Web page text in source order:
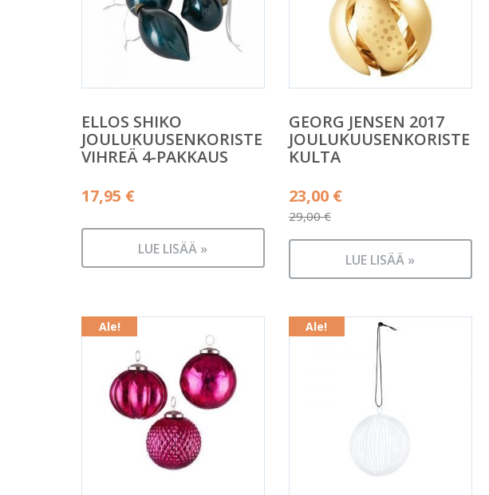
ELLOS SHIKO
JOULUKUUSENKORISTE
VIHREÄ 4-PAKKAUS
17,95 €
LUE LISÄÄ »
GEORG JENSEN 2017
JOULUKUUSENKORISTE
KULTA
29,00€
Alkuperäinen
hinta
oli:
23,00 €
Nykyinen
on:
LUE LISÄÄ »
Ale! Ale!